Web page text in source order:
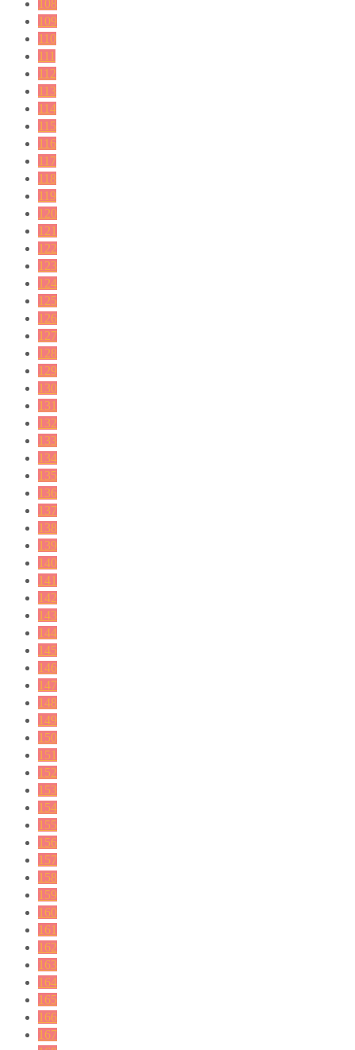
108
109
110
111
112
113
114
115
116
117
118
119
120
121
122
123
124
125
126
127
128
129
130
131
132
133
134
135
136
137
138
139
140
141
142
143
144
145
146
147
148
149
150
151
152
153
154
155
156
157
158
159
160
161
162
163
164
165
166
167